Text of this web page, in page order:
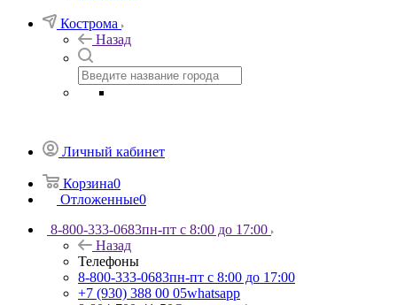
Кострома
Назад
Личный кабинет
Корзина0
Отложенные0
8-800-333-0683пн-пт с 8:00 до 17:00
Назад
Телефоны
8-800-333-0683пн-пт с 8:00 до 17:00
+7 (930) 388 00 05whatsapp